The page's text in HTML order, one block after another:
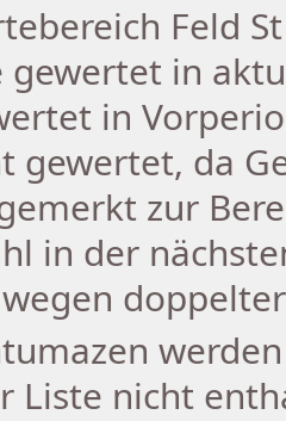
Feld
gewertet in
in
gewertet, da
zur
in der
Liste nicht